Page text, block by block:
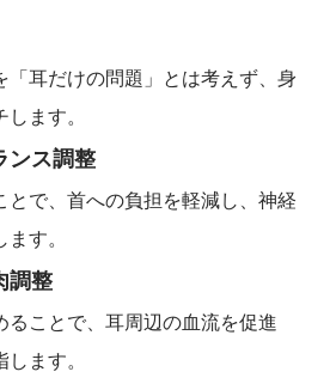
「耳だけの問題」とは考えず、身
ます。
ンス調整
とで、首への負担を軽減し、神経
す。
調整
ることで、耳周辺の血流を促進
ます。